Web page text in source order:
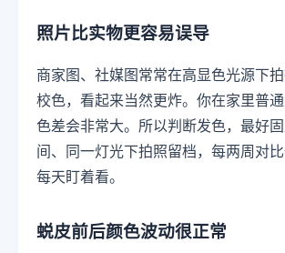
照片比实物更容易误导
商家图、社媒图常常在高显色光源下
校色，看起来当然更炸。你在家里普通
色差会非常大。所以判断发色，最好
间、同一灯光下拍照留档，每两周对
每天盯着看。
蜕皮前后颜色波动很正常